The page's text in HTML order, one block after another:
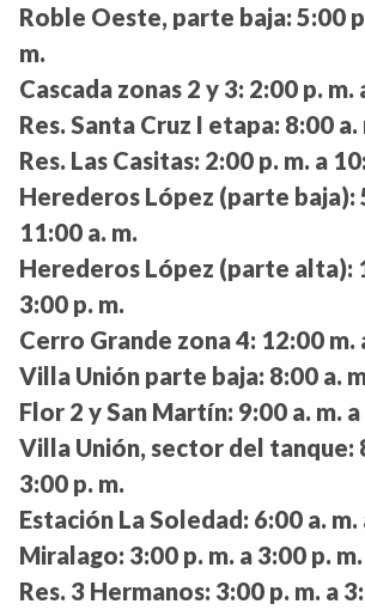
Roble Oeste, parte baja: 5:00
m.
Cascada zonas 2 y 3: 2:00 p. m.
Res. Santa Cruz I etapa: 8:00 a.
Res. Las Casitas: 2:00 p. m. a
Herederos López (parte baja):
11:00 a. m.
Herederos López (parte alta):
3:00 p. m.
Cerro Grande zona 4: 12:00 m.
Villa Unión parte baja: 8:00 a.
Flor 2 y San Martín: 9:00 a. m.
Villa Unión, sector del tanque:
3:00 p. m.
Estación La Soledad: 6:00 a. m.
Miralago: 3:00 p. m. a 3:00 p. m.
Res. 3 Hermanos: 3:00 p. m. a